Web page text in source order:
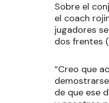
Sobre el
el coach
jugadores
dos frentes
“Creo que
de que ese